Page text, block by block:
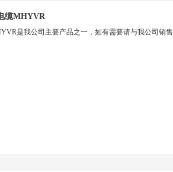
缆MHYVR
是我公司主要产品之一，如有需要请与我公司销售